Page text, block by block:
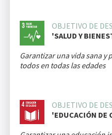
OBJETIVO DE
'SALUD Y
Garantizar una vida sana
todos en todas las edades
OBJETIVO DE
'EDUCACIÓN DE